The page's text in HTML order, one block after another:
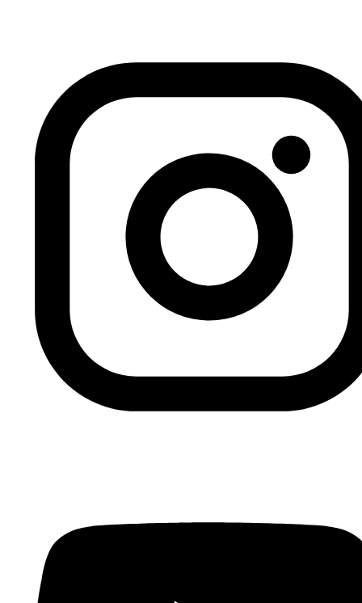
controlan esos partidos administrativos.
Lo que se está produciendo en Marruecos en estos
momentos es un golpe blanco que el poder quiere dar
con calma y en silencio, un golpe contra la voluntad de
los votantes que eligieron al PJD en las últimas
elecciones. Como el PAM no logró las primeras posiciones
en los últimos comicios, el poder ahora pretende
conseguir por medio de “negociaciones” a través de
“sus partidos” lo que no pudo conseguir por otras vías
para frenar el avance de los islamistas.
Si necesita una traducción de este artículo, puede
solicitarla en el siguiente correo electrónico:
contacto@fundacionalfanar.org
Benkirán atascado en las negociaciones
para la formación de un gobierno en Marruecos, Buali,
23.11.2016, Hespress